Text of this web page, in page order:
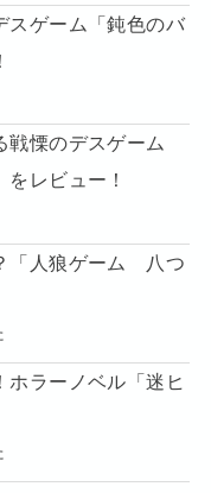
スゲーム「鈍色のバ
戦慄のデスゲーム
をレビュー！
「人狼ゲーム 八つ
ホラーノベル「迷ヒ